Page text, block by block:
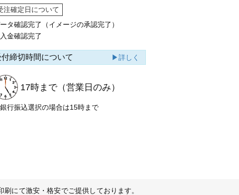
注確定日について
タ確認完了（イメージの承認完了）
金確認完了
付締切時間について ▶詳しく
17時まで（営業日のみ）
行振込選択の場合は15時まで
にて激安・格安でご提供しております。